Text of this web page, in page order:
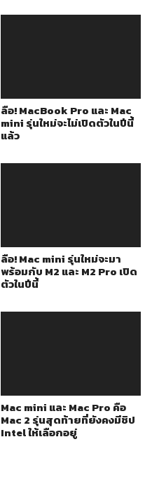
ลือ! MacBook Pro และ Mac
mini รุ่นใหม่จะไม่เปิดตัวในปีนี้
แล้ว
ลือ! Mac mini รุ่นใหม่จะมา
พร้อมกับ M2 และ M2 Pro เปิด
ตัวในปีนี้
Mac mini และ Mac Pro คือ
Mac 2 รุ่นสุดท้ายที่ยังคงมีชิป
Intel ให้เลือกอยู่